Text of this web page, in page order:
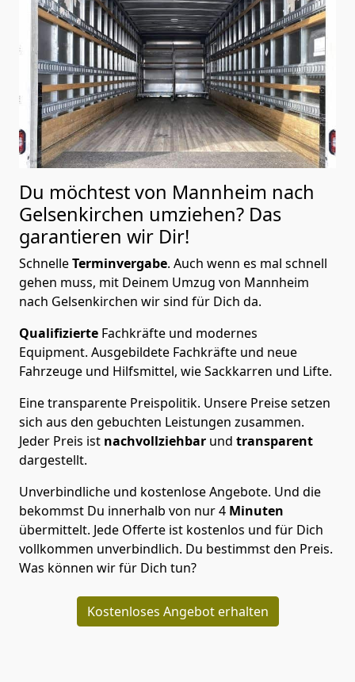
Du möchtest von Mannheim nach
Gelsenkirchen umziehen? Das
garantieren wir Dir!
SchnelleTerminvergabe. Auch wenn es mal schnell
gehen muss, mit Deinem Umzug von Mannheim
nach Gelsenkirchen wir sind für Dich da.
Qualifizierte Fachkräfte und modernes
Equipment. Ausgebildete Fachkräfte und neue
Fahrzeuge und Hilfsmittel, wie Sackkarren und Lifte.
Eine transparente Preispolitik. Unsere Preise setzen
sich aus den gebuchten Leistungen zusammen.
Jeder Preis ist nachvollziehbar und transparent
dargestellt.
Unverbindliche und kostenlose Angebote. Und die
bekommst Du innerhalb von nur4 Minuten
übermittelt. Jede Offerte ist kostenlos und für Dich
vollkommen unverbindlich. Du bestimmst den Preis.
Was können wir für Dich tun?
Kostenloses Angebot erhalten